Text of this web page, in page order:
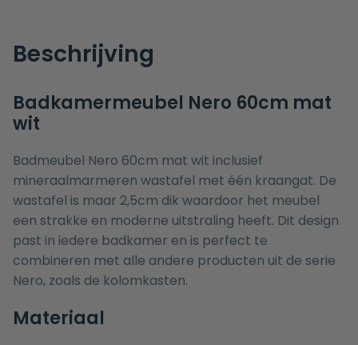
Beschrijving
Badkamermeubel Nero 60cm mat
wit
Badmeubel Nero 60cm mat wit inclusief
mineraalmarmeren wastafel met één kraangat. De
wastafel is maar 2,5cm dik waardoor het meubel
een strakke en moderne uitstraling heeft. Dit design
past in iedere badkamer en is perfect te
combineren met alle andere producten uit de serie
Nero, zoals de kolomkasten.
Materiaal